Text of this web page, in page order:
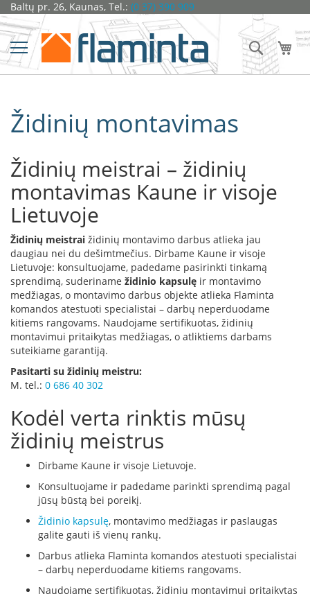
Pereiti
turinio
Baltų pr. 26, Kaunas, Tel.: (0 37) 390 909
Ieškoti
Židiniai
Ž
i
i
o
k
s
u
l
ė
D
o
r
a
k
o
D
o
a
k
L
i
n
e
H
m
Židinių montavimas
Židinių meistrai – židinių
montavimas Kaune ir visoje
Lietuvoje
Židinių meistrai židinių montavimo darbus atlieka jau
daugiau nei du dešimtmečius. Dirbame Kaune ir visoje
Lietuvoje: konsultuojame, padedame pasirinkti tinkamą
sprendimą, suderiname židinio kapsulę ir montavimo
medžiagas, o montavimo darbus objekte atlieka Flaminta
komandos atestuoti specialistai – darbų neperduodame
kitiems rangovams. Naudojame sertifikuotas, židinių
montavimui pritaikytas medžiagas, o atliktiems darbams
suteikiame garantiją.
Pasitarti su židinių meistru:
M. tel.: 0 686 40 302
Kodėl verta rinktis mūsų
židinių meistrus
Dirbame Kaune ir visoje Lietuvoje.
Konsultuojame ir padedame parinkti sprendimą pagal
jūsų būstą bei poreikį.
Židinio kapsulę, montavimo medžiagas ir paslaugas
galite gauti iš vienų rankų.
Darbus atlieka Flaminta komandos atestuoti specialistai
– darbų neperduodame kitiems rangovams.
Naudojame sertifikuotas, židinių montavimui pritaikytas